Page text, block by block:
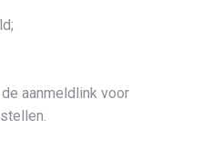
aanmeldlink voor